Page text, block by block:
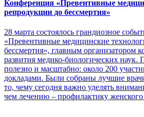
Конференция «Превентивные
репродукции до бессмертия»
28 марта состоялось грандиозное
«Превентивные медицинские
бессмертия», главным организатором
развития медико-биологических наук.
полезно и масштабно: около 200
докладами. Были собраны лучшие
то, чему сегодня важно уделять
чем лечению – профилактику